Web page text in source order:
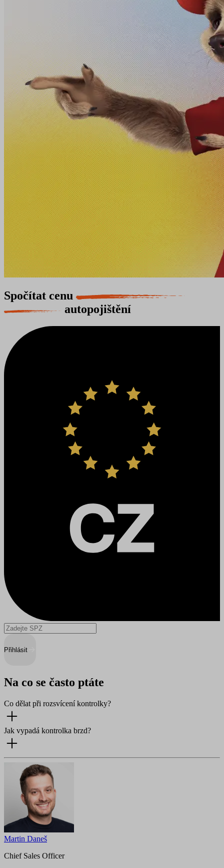
Spočítat cenu
autopojištění
Přihlásit
Na co se často ptáte
Co dělat při rozsvícení kontrolky?
Jak vypadá kontrolka brzd?
Martin Daneš
Chief Sales Officer